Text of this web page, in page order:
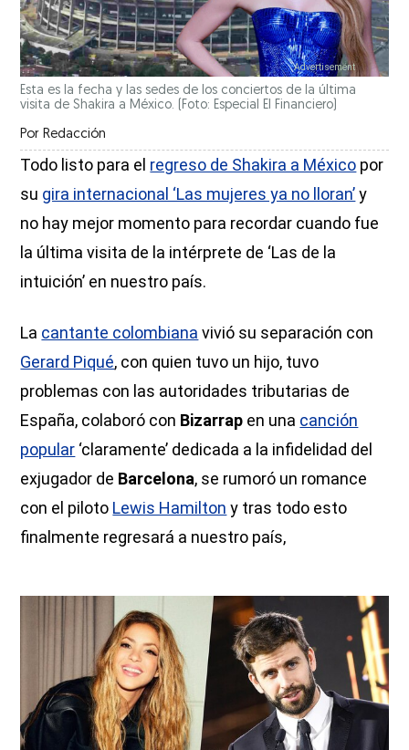
Esta es la fecha y las sedes de los conciertos de la última
visita de Shakira a México. (Foto: Especial El Financiero)
Por Redacción
Todo listo para el regreso de Shakira a México por
su gira internacional ‘Las mujeres ya no lloran’y
no hay mejor momento para recordar cuando fue
la última visita de la intérprete de ‘Las de la
intuición’ en nuestro país.
La cantante colombiana vivió su separación con
Gerard Piqué, con quien tuvo un hijo, tuvo
problemas con las autoridades tributarias de
España, colaboró con Bizarrap en una canción
popular ‘claramente’ dedicada a la infidelidad del
exjugador de Barcelona, se rumoró un romance
con el piloto Lewis Hamilton y tras todo esto
finalmente regresará a nuestro país,